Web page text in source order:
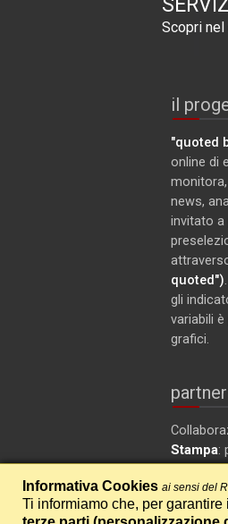
Scopri
il
"quoted
online di
news,
invitato a
quoted")
gli
variabili
grafici.
Stampa:
Informativa Cookies ai sensi del
Ti informiamo che, per